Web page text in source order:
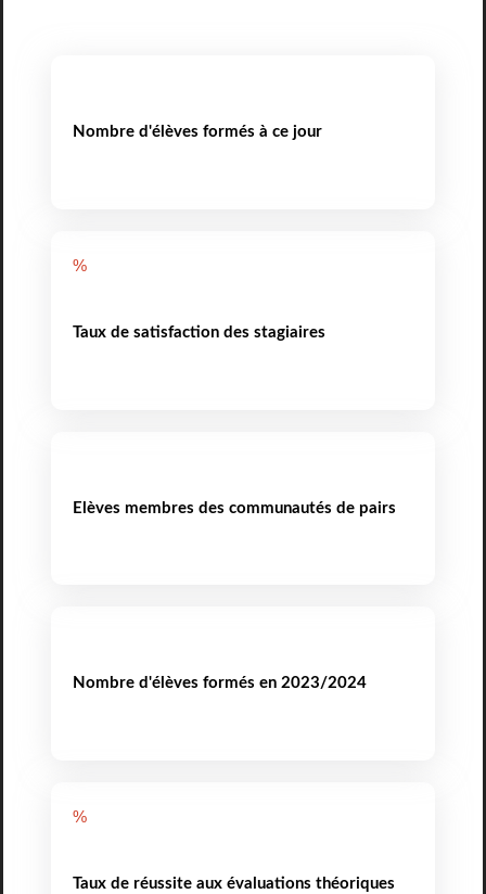
Nombre d'élèves formés à ce jour
%
Taux de satisfaction des stagiaires
Elèves membres des communautés de pairs
Nombre d'élèves formés en 2023/2024
%
Taux de réussite aux évaluations théoriques